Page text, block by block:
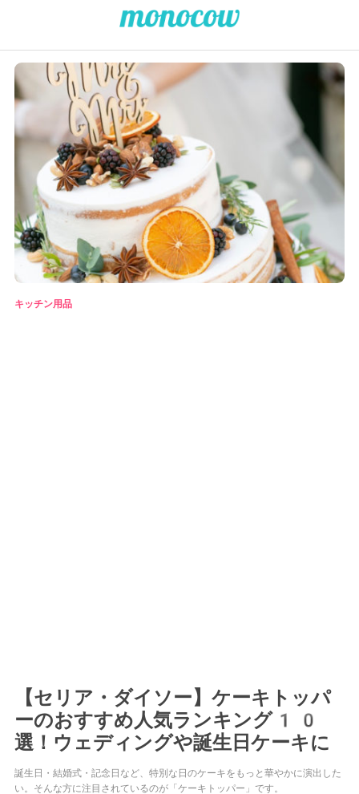
キッチン用品
【セリア・ダイソー】ケーキトッパ
ーのおすすめ人気ランキング10
選！ウェディングや誕生日ケーキに
誕生日・結婚式・記念日など、特別な日のケーキをもっと華やかに演出した
い。そんな方に注目されているのが「ケーキトッパー」です。